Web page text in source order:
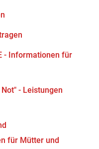
- Informationen für
- Leistungen
für Mütter und